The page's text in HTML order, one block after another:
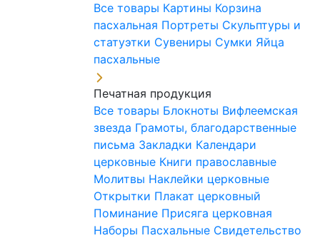
Все товары Картины Корзина
пасхальная Портреты Скульптуры и
статуэтки Сувениры Сумки Яйца
пасхальные
Печатная продукция
Все товары Блокноты Вифлеемская
звезда Грамоты, благодарственные
письма Закладки Календари
церковные Книги православные
Молитвы Наклейки церковные
Открытки Плакат церковный
Поминание Присяга церковная
Наборы Пасхальные Свидетельство